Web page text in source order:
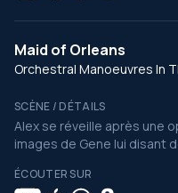
Maid of Orleans
Orchestral Manoeuvres In
SCÈNE / DÉTAILS
Alex se réveille après une
images de Gene lui disant
ÉCOUTER SUR